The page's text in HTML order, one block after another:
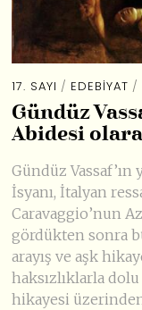
17. SAYI / EDEBIYAT /
Gündüz
Abidesi
Gündüz Vassaf’ın
İsyanı, İtalyan
Caravaggio’nun
gördükten sonra
arayış ve aşk
haksızlıklarla
hikayesi